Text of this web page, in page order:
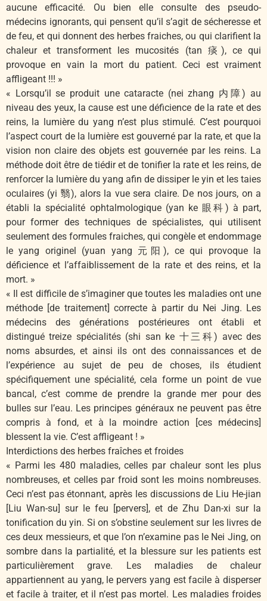
aucune efficacité. Ou bien elle consulte des pseudo-
médecins ignorants, qui pensent qu’il s’agit de sécheresse et
de feu, et qui donnent des herbes fraiches, ou qui clarifient la
chaleur et transforment les mucosités (tan 痰), ce qui
provoque en vain la mort du patient. Ceci est vraiment
affligeant !!! »
« Lorsqu’il se produit une cataracte (nei zhang 内障) au
niveau des yeux, la cause est une déficience de la rate et des
reins, la lumière du yang n’est plus stimulé. C’est pourquoi
l’aspect court de la lumière est gouverné par la rate, et que la
vision non claire des objets est gouvernée par les reins. La
méthode doit être de tiédir et de tonifier la rate et les reins, de
renforcer la lumière du yang afin de dissiper le yin et les taies
oculaires (yi 翳), alors la vue sera claire. De nos jours, on a
établi la spécialité ophtalmologique (yan ke 眼科) à part,
pour former des techniques de spécialistes, qui utilisent
seulement des formules fraiches, qui congèle et endommage
le yang originel (yuan yang 元阳), ce qui provoque la
déficience et l’affaiblissement de la rate et des reins, et la
mort. »
« Il est difficile de s’imaginer que toutes les maladies ont une
méthode [de traitement] correcte à partir du Nei Jing. Les
médecins des générations postérieures ont établi et
distingué treize spécialités (shi san ke 十三科) avec des
noms absurdes, et ainsi ils ont des connaissances et de
l’expérience au sujet de peu de choses, ils étudient
spécifiquement une spécialité, cela forme un point de vue
bancal, c’est comme de prendre la grande mer pour des
bulles sur l’eau. Les principes généraux ne peuvent pas être
compris à fond, et à la moindre action [ces médecins]
blessent la vie. C’est affligeant ! »
Interdictions des herbes fraîches et froides
« Parmi les 480 maladies, celles par chaleur sont les plus
nombreuses, et celles par froid sont les moins nombreuses.
Ceci n’est pas étonnant, après les discussions de Liu He-jian
[Liu Wan-su] sur le feu [pervers], et de Zhu Dan-xi sur la
tonification du yin. Si on s’obstine seulement sur les livres de
ces deux messieurs, et que l’on n’examine pas le Nei Jing, on
sombre dans la partialité, et la blessure sur les patients est
particulièrement grave. Les maladies de chaleur
appartiennent au yang, le pervers yang est facile à disperser
et facile à traiter, et il n’est pas mortel. Les maladies froides